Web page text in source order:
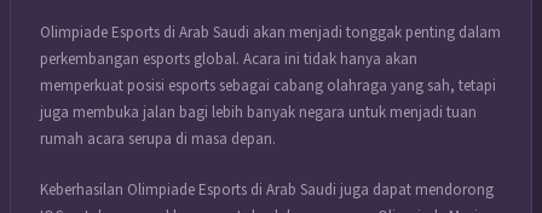
Olimpiade Esports di Arab Saudi akan menjadi tonggak penting dalam
perkembangan esports global. Acara ini tidak hanya akan
memperkuat posisi esports sebagai cabang olahraga yang sah, tetapi
juga membuka jalan bagi lebih banyak negara untuk menjadi tuan
rumah acara serupa di masa depan.
Keberhasilan Olimpiade Esports di Arab Saudi juga dapat mendorong